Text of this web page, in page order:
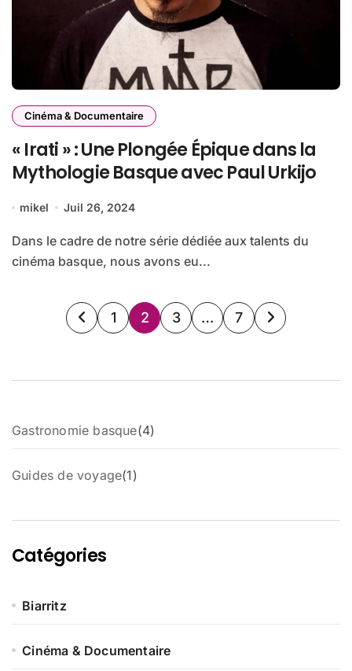
Cinéma & Documentaire
« Irati » : Une Plongée Épique dans la
Mythologie Basque avec Paul Urkijo
mikel Juil 26, 2024
Dans le cadre de notre série dédiée aux talents du
cinéma basque, nous avons eu...
Pagination
des
1 2 3 … 7
Gastronomie basque 44
p
Guides de voyage 1 1
o
Catégories
Biarritz
Cinéma & Documentaire